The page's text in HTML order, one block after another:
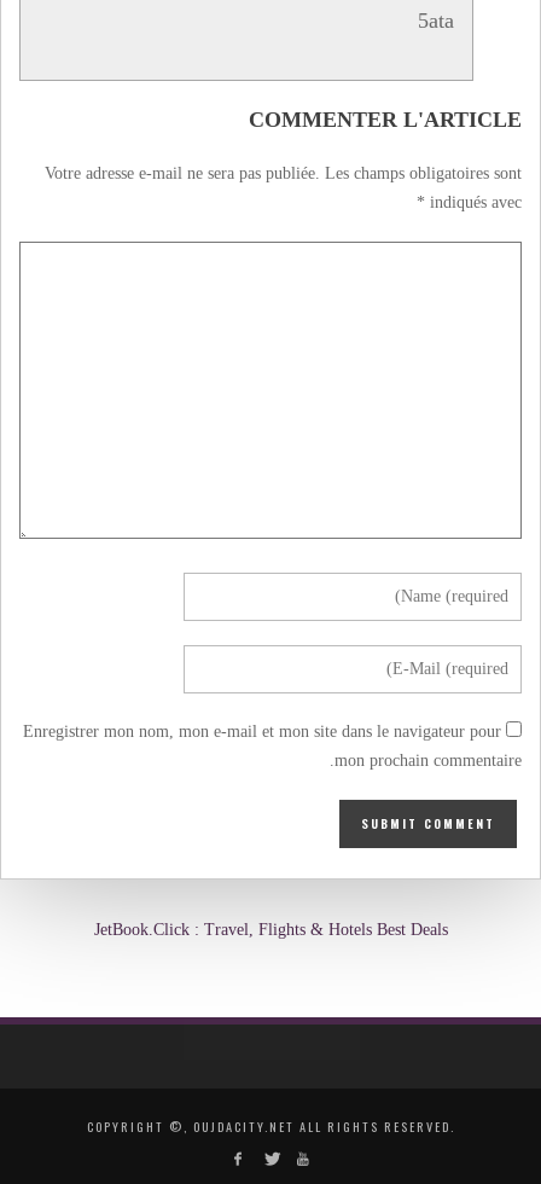
5ata
COMMENTER L'ARTICLE
Votre adresse e-mail ne sera pas publiée. Les champs obligatoires sont
indiqués avec
*
Enregistrer mon nom, mon e-mail et mon site dans le navigateur pour
mon prochain commentaire.
JetBook.Click : Travel, Flights & Hotels Best Deals
COPYRIGHT ©, OUJDACITY.NET ALL RIGHTS RESERVED.